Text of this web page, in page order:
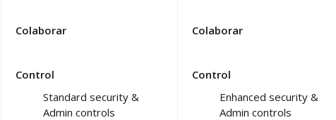
Colaborar
Control
Standard security &
Admin controls
Colaborar
Control
Enhanced security &
Admin controls